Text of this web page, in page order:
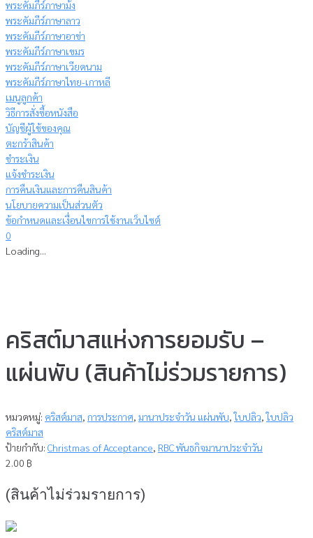
พระคัมภีร์ภาษาม้ง
พระคัมภีร์ภาษาลาว
พระคัมภีร์ภาษาอาข่า
พระคัมภีร์ภาษาเขมร
พระคัมภีร์ภาษาเวียดนาม
พระคัมภีร์ภาษาไทย-เกาหลี
เมนูลูกค้า
วิธีการสั่งซื้อหนังสือ
บัญชีผู้ใช้ของคุณ
ตะกร้าสินค้า
ชำระเงิน
แจ้งชำระเงิน
การคืนเงินและการคืนสินค้า
นโยบายความเป็นส่วนตัว
ข้อกำหนดและเงื่อนไขการใช้งานเว็บไซต์
0
Loading...
คริสต์มาสแห่งการยอมรับ –
แผ่นพับ (สินค้าไม่ร่วมรายการ)
หมวดหมู่: คริสต์มาส, การประกาศ, มานาประจำวัน แผ่นพับ,ใบปลิว,ใบปลิว
คริสต์มาส
ป้ายกำกับ: Christmas of Acceptance, RBC พันธกิจมานาประจำวัน
2.00 ฿
(สินค้าไม่ร่วมรายการ)